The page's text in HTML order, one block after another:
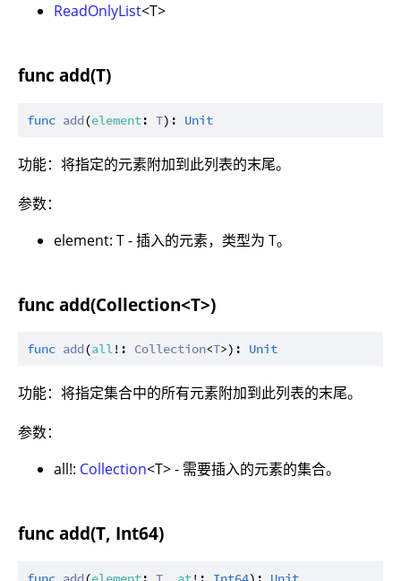
ReadOnlyList<T>
func add(T)
func add(element: T): Unit
功能：将指定的元素附加到此列表的末尾。
参数：
element: T - 插入的元素，类型为 T。
func add(Collection<T>)
func add(all!: Collection<T>): Unit
功能：将指定集合中的所有元素附加到此列表的末尾。
参数：
all!: Collection<T> - 需要插入的元素的集合。
func add(T, Int64)